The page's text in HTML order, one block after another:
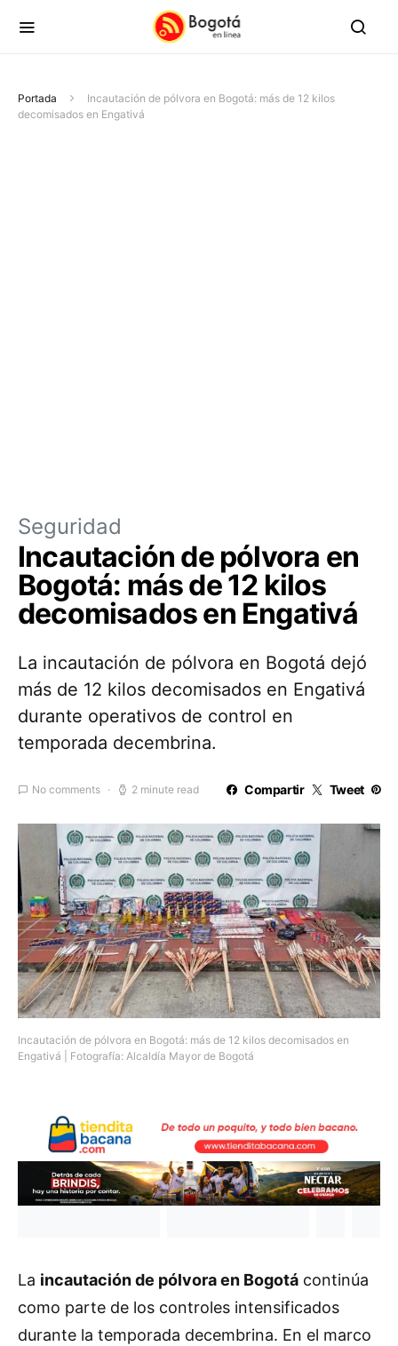
Portada
Incautación de pólvora en Bogotá: más de 12 kilos
decomisados en Engativá
Seguridad
Incautación de pólvora en
Bogotá: más de 12 kilos
decomisados en Engativá
La incautación de pólvora en Bogotá dejó
más de 12 kilos decomisados en Engativá
durante operativos de control en
temporada decembrina.
No comments 2 minute read Compartir Tweet
Incautación de pólvora en Bogotá: más de 12 kilos decomisados en
Engativá | Fotografía: Alcaldía Mayor de Bogotá
La incautación de pólvora en Bogotá continúa
como parte de los controles intensificados
durante la temporada decembrina. En el marco